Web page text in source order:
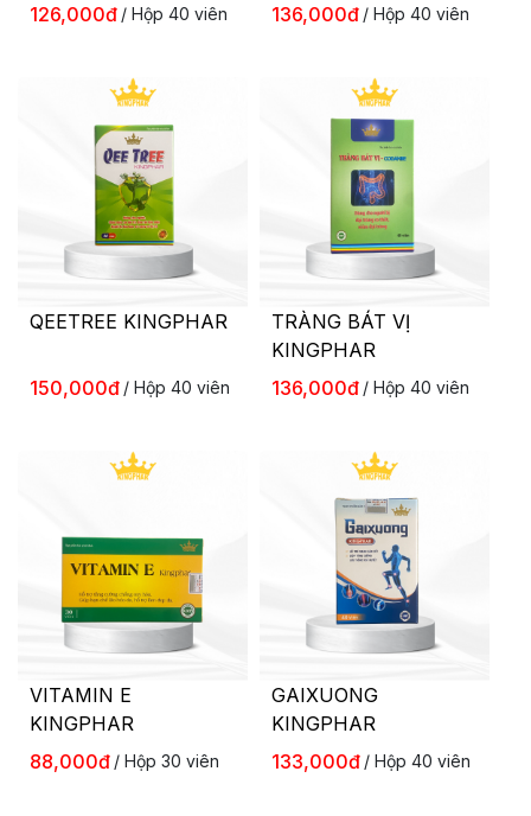
Dinh dưỡng
0 sản phẩm
Sữa
0 sản phẩm
Chống nắng toàn thân
Chăm sóc ngực
Sữa tắm, xà bông
Trị dạn da - Nứt da
126,000đ / Hộp 40 viên 136,000đ / Hộp 40 viên
QEETREE KINGPHAR
150,000đ / Hộp 40 viên
TRÀNG BÁT VỊ
KINGPHAR
136,000đ / Hộp 40 viên
VITAMIN E
KINGPHAR
88,000đ / Hộp 30 viên
GAIXUONG
KINGPHAR
133,000đ / Hộp 40 viên